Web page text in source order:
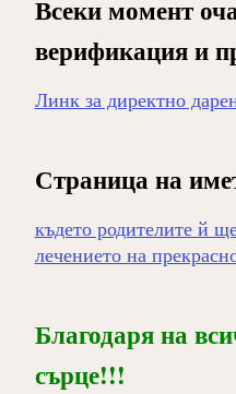
Всеки момент
верификация и
Линк за директно
Страница на
където родителите й
лечението на
Благодаря на
сърце!!!